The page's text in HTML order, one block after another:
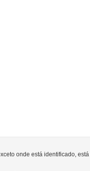
onde está identificado,